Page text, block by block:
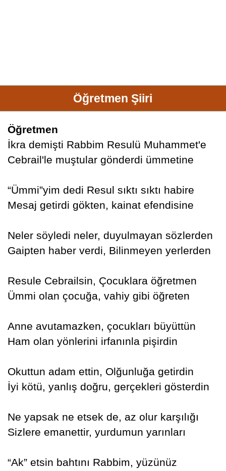
Öğretmen Şiiri
Öğretmen
İkra demişti Rabbim Resulü Muhammet'e
Cebrail'le muştular gönderdi ümmetine
“Ümmi”yim dedi Resul sıktı sıktı habire
Mesaj getirdi gökten, kainat efendisine
Neler söyledi neler, duyulmayan sözlerden
Gaipten haber verdi, Bilinmeyen yerlerden
Resule Cebrailsin, Çocuklara öğretmen
Ümmi olan çocuğa, vahiy gibi öğreten
Anne avutamazken, çocukları büyüttün
Ham olan yönlerini irfanınla pişirdin
Okuttun adam ettin, Olğunluğa getirdin
İyi kötü, yanlış doğru, gerçekleri gösterdin
Ne yapsak ne etsek de, az olur karşılığı
Sizlere emanettir, yurdumun yarınları
“Ak” etsin bahtını Rabbim, yüzünüz